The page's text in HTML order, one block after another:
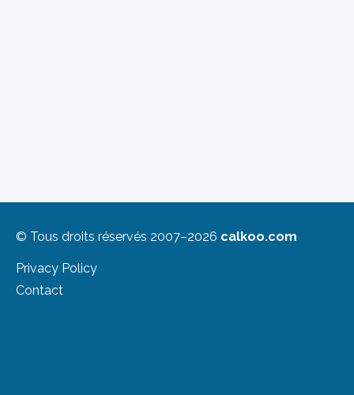
© Tous droits réservés 2007–2026 calkoo.com
Privacy Policy
Contact